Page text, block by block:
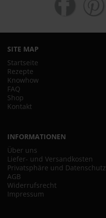
SITE MAP
Startseite
Rezepte
Knowhow
FAQ
Shop
Kontakt
INFORMATIONEN
Über uns
Liefer- und Versandkosten
Privatsphäre und Datenschutz
AGB
Widerrufsrecht
Impressum